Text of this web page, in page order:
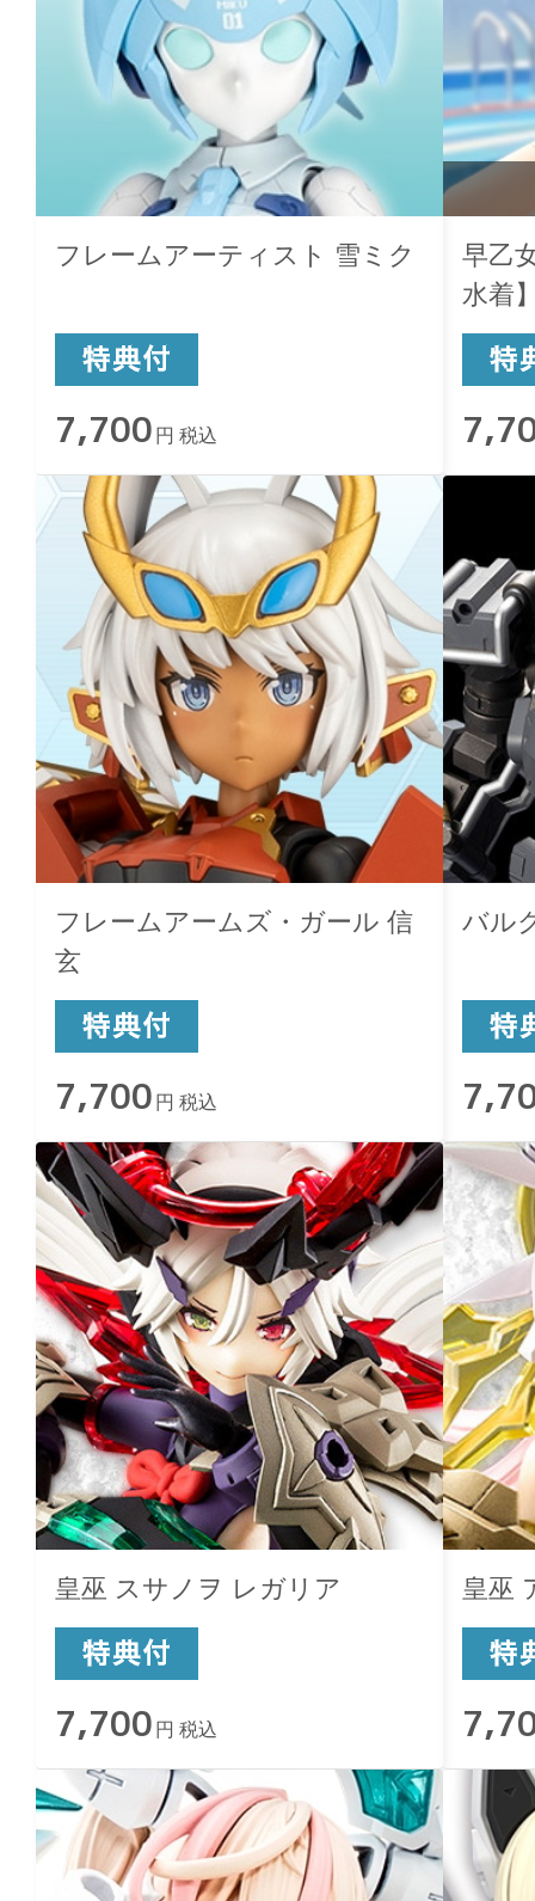
フレームアーティスト 雪ミク
7,700 円 税込
早乙
水着
フレームアームズ・ガール 信
玄
7,700 円 税込
バル
皇巫 スサノヲ レガリア
7,700 円 税込
皇巫